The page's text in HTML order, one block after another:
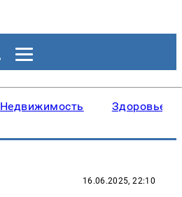
Недвижимость Здоровье
16.06.2025, 22:10